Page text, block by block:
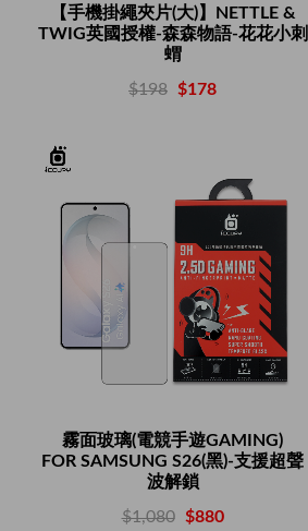
【手機掛繩夾片(大)】NETTLE &
TWIG英國授權-森森物語-花花小刺
蝟
$198 $178
霧面玻璃(電競手遊GAMING)
FOR SAMSUNG S26(黑)-支援超聲
波解鎖
$1,080 $880